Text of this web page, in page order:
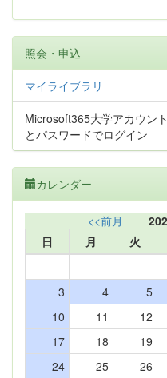
照会・申込
マイライブラリ
Microsoft365大学アカウン
とパスワードでログイン
カレンダー
<<前月
日
月 火
3
4 5
10
11 12
17
18 19
24
25 26